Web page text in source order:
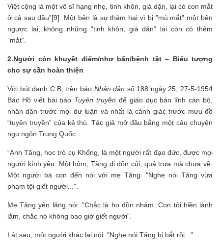
Việt cộng là một võ sĩ hạng nhẹ, tinh khôn, già dặn, lại có con mắt
ở cả sau đầu”[9]. Một bên là sự thảm hại vì bị ”mù mắt” một bên
ngược lại, không những ”tinh khôn, già dặn” lại còn có thêm
”mắt”.
2.Người còn khuyết điểm/nhơ bẩn/bệnh tật – Biểu tượng
cho sự cần hoàn thiện
Với bút danh C.B, trên báo Nhân dân số 188 ngày 25, 27-5-1954
Bác Hồ viết bài báo Tuyên truyền để giáo dục bản lĩnh cán bộ,
nhân dân trước mọi dư luận và nhất là cảnh giác trước mưu đồ
“tuyên truyền” của kẻ thù. Tác giả mở đầu bằng một câu chuyện
ngụ ngôn Trung Quốc:
“Anh Tăng, học trò cụ Khổng, là một người rất đạo đức, được mọi
người kính yêu. Một hôm, Tăng đi đốn củi, quá trưa mà chưa về.
Một người bà con đến nói với mẹ Tăng: "Nghe nói Tăng vừa
phạm tội giết người...".
Mẹ Tăng yên lặng nói: "Chắc là họ đồn nhảm. Con tôi hiền lành
lắm, chắc nó không bao giờ giết người".
Lát sau, một người khác lại nói: "Nghe nói Tăng bị bắt rồi...".